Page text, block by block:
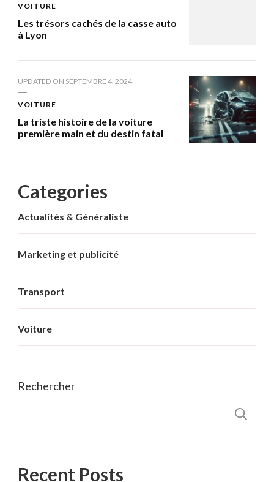
VOITURE
Les trésors cachés de la casse auto
à Lyon
UPDATED ON SEPTEMBRE 4, 2024
VOITURE
La triste histoire de la voiture
première main et du destin fatal
Categories
Actualités & Généraliste
Marketing et publicité
Transport
Voiture
Rechercher
Recent Posts